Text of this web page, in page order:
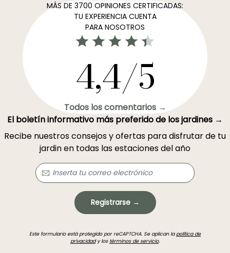
MÁS DE 3700 OPINIONES CERTIFICADAS:
TU EXPERIENCIA CUENTA
PARA NOSOTROS
4,4/5
Todos los comentarios →
El boletín informativo más preferido de los jardines →
Recibe nuestros consejos y ofertas para disfrutar de tu
jardin en todas las estaciones del año
Registrarse →
Este formulario está protegido por reCAPTCHA. Se aplican lapolítica de
privacidady los términos de servicio.